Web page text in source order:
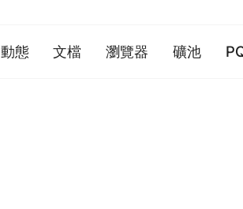
動態 文檔 瀏覽器 礦池